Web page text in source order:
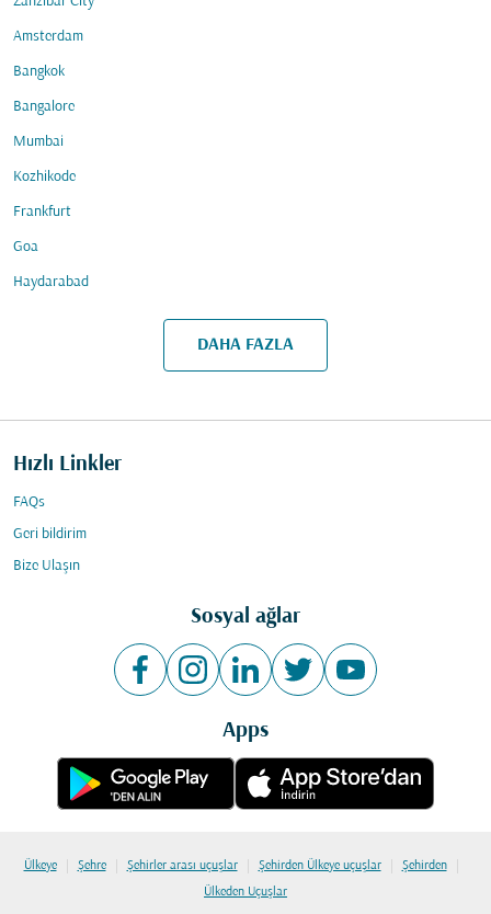
Amsterdam
Bangkok
Bangalore
Mumbai
Kozhikode
Frankfurt
Goa
Haydarabad
DAHA FAZLA
Hızlı Linkler
FAQs
Geri bildirim
Bize Ulaşın
Sosyal ağlar
Apps
Ülkeye | Şehre | Şehirler arası uçuşlar | Şehirden Ülkeye uçuşlar | Şehirden |
Ülkeden Uçuşlar